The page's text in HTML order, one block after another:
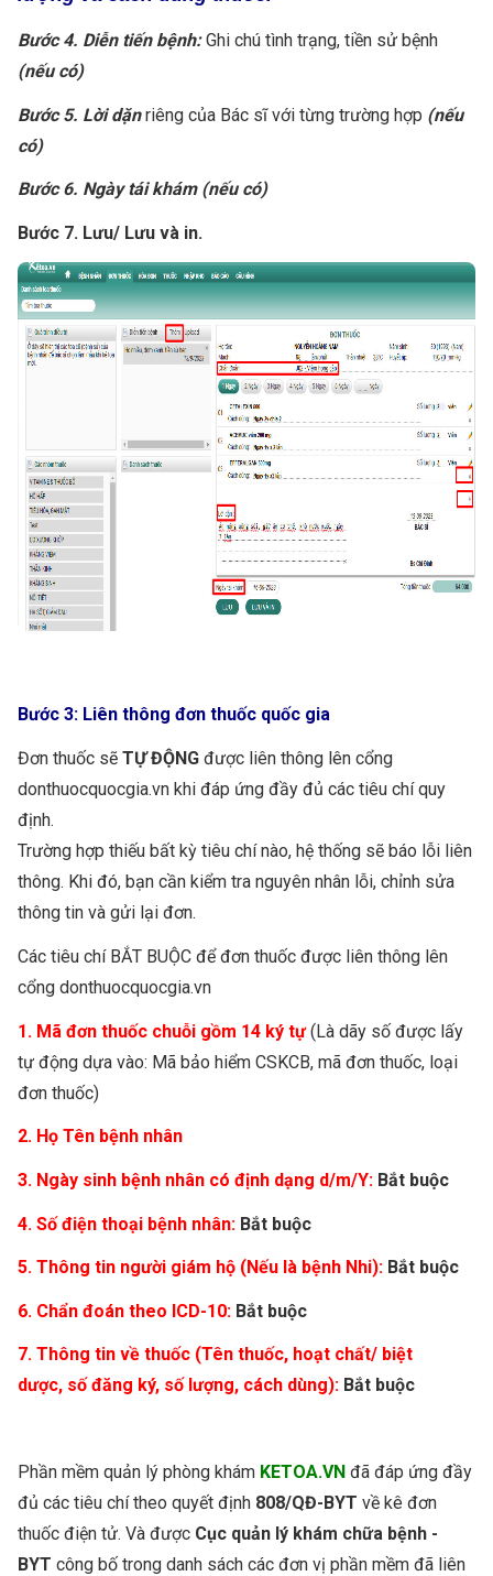
Bước 4. Diễn tiến bệnh:Ghi chú tình trạng, tiền sử bệnh
(nếu có)
Bước 5. Lời dặnriêng của Bác sĩ với từng trường hợp (nếu
có)
Bước 6. Ngày tái khám (nếu có)
Bước 7. Lưu/ Lưu và in.
Bước 3: Liên thông đơn thuốc quốc gia
Đơn thuốc sẽ TỰ ĐỘNG được liên thông lên cổng
donthuocquocgia.vn khi đáp ứng đầy đủ các tiêu chí quy
định.
Trường hợp thiếu bất kỳ tiêu chí nào, hệ thống sẽ báo lỗi liên
thông. Khi đó, bạn cần kiểm tra nguyên nhân lỗi, chỉnh sửa
thông tin và gửi lại đơn.
Các tiêu chí BẮT BUỘC để đơn thuốc được liên thông lên
cổng donthuocquocgia.vn
1. Mã đơn thuốc chuỗi gồm 14 ký tự(Là dãy số được lấy
tự động dựa vào: Mã bảo hiểm CSKCB, mã đơn thuốc, loại
đơn thuốc)
2. Họ Tên bệnh nhân
3. Ngày sinh bệnh nhân có định dạng d/m/Y: Bắt buộc
4. Số điện thoại bệnh nhân: Bắt buộc
5. Thông tin người giám hộ (Nếu là bệnh Nhi): Bắt buộc
6. Chẩn đoán theo ICD-10: Bắt buộc
7. Thông tin về thuốc (Tên thuốc, hoạt chất/ biệt
dược, số đăng ký, số lượng, cách dùng): Bắt buộc
Phần mềm quản lý phòng khám KETOA.VN đã đáp ứng đầy
đủ các tiêu chí theo quyết định 808/QĐ-BYT về kê đơn
thuốc điện tử. Và được Cục quản lý khám chữa bệnh -
BYT công bố trong danh sách các đơn vị phần mềm đã liên